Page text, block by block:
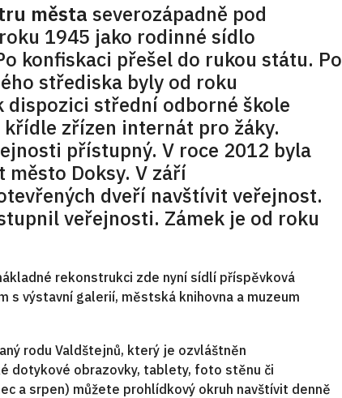
města severozápadně pod
1945 jako rodinné sídlo
konfiskaci přešel do rukou státu. Po
střediska byly od roku
dispozici střední odborné škole
zřízen internát pro žáky.
přístupný. V roce 2012 byla
město Doksy. V září
dveří navštívit veřejnost.
veřejnosti. Zámek je od roku
rekonstrukci zde nyní sídlí příspěvková
s výstavní galerií, městská knihovna a muzeum
rodu Valdštejnů, který je ozvláštněn
dotykové obrazovky, tablety, foto stěnu či
a srpen) můžete prohlídkový okruh navštívit denně